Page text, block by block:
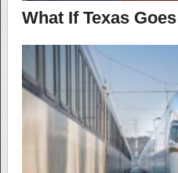
What If Texas